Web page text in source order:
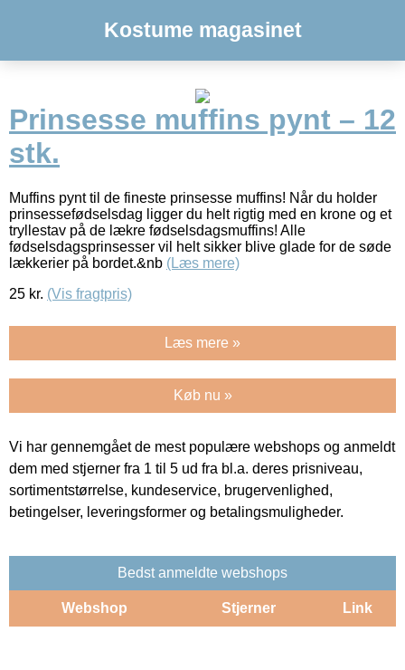
Kostume magasinet
Prinsesse muffins pynt – 12
stk.
Muffins pynt til de fineste prinsesse muffins! Når du holder
prinsessefødselsdag ligger du helt rigtig med en krone og et
tryllestav på de lækre fødselsdagsmuffins! Alle
fødselsdagsprinsesser vil helt sikker blive glade for de søde
lækkerier på bordet.&nb (Læs mere)
25 kr. (Vis fragtpris)
Læs mere »
Køb nu »
Vi har gennemgået de mest populære webshops og anmeldt
dem med stjerner fra 1 til 5 ud fra bl.a. deres prisniveau,
sortimentstørrelse, kundeservice, brugervenlighed,
betingelser, leveringsformer og betalingsmuligheder.
Bedst anmeldte webshops
Webshop Stjerner Link